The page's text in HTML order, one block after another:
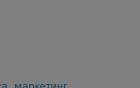
маркетинг,